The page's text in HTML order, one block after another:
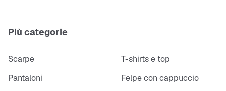
Più categorie
Scarpe
T-shirts e top
Pantaloni
Felpe con cappuccio